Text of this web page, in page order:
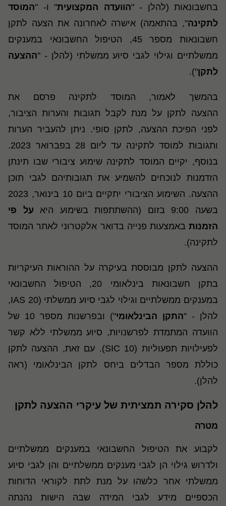
בחשבונאות (להלן - "הוועדה המקצועית" ו- "המוסד
לתקינה", בהתאמה) אישרה לאחרונה את הצעה לתקן
חשבונאות מספר 45, הטיפול החשבונאי במענקים
ממשלתיים וגילוי לגבי סיוע ממשלתי (להלן - "ההצעה
לתקן").
בהמשך לאמור, המוסד לתקינה פרסם את
ההצעה לתקן על מנת לקבל תגובות והערות הציבור,
לפני הפיכת ההצעה, לתקן סופי. ניתן להעביר הערות
ותגובות למוסד לתקינה עד ליום 28 בפברואר 2023.
בנוסף, יקיים המוסד לתקינה שימוע ציבורי שבו תינתן
הזדמנות לנוכחים להשמיע את תגובותיהם לגבי תוכן
ההצעה. השימוע הציבורי יתקיים ביום 10 בינואר, 2023
בשעה 9:00 בזום (ההשתתפות בשימוע היא
על פי
הזמנות באמצעות פנייה בדואר אלקטרוני לאתר המוסד
לתקינה).
ההצעה לתקן מבוססת בעיקרה על ההוראות העיקריות
בתקן חשבונאות בינלאומי 20, הטיפול החשבונאי
במענקים ממשלתיים וגילוי לגבי סיוע ממשלתי (IAS 20
,
להלן - "התקן הבינלאומי
") ובפרשנות מספר 10 של
הוועדה המתמדת לפרשנויות, סיוע ממשלתי ללא קשר
לפעילויות תפעוליות (SIC 10). עם זאת, ההצעה לתקן
כוללת מספר הבדלים ביחס לתקן הבינלאומי (ראה
להלן).
להלן סקירה תמציתית של עיקרי ההצעה לתקן
מטרה
לקבוע את הטיפול החשבונאי במענקים ממשלתיים
ולדרוש גילוי הן לגבי מענקים ממשלתיים והן לגבי סיוע
ממשלתי אחר כלשהו על מנת לתת לקוראי הדוחות
הכספיים מידע לגבי המידה שבה הישות נהנתה